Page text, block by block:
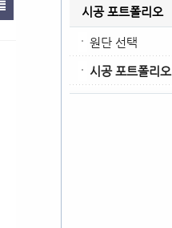
시공 포트폴리오
원단 선택
시공 포트폴리오